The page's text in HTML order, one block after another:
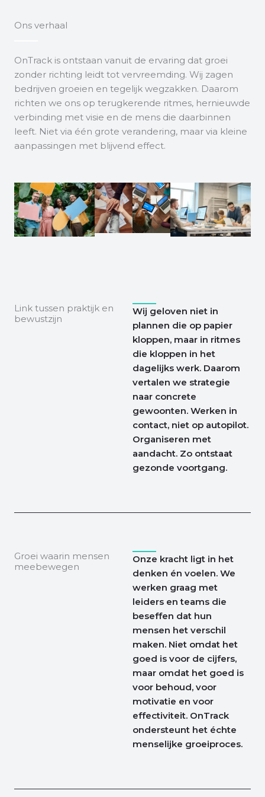
Ons verhaal
OnTrack is ontstaan vanuit de ervaring dat groei
zonder richting leidt tot vervreemding. Wij zagen
bedrijven groeien en tegelijk wegzakken. Daarom
richten we ons op terugkerende ritmes, hernieuwde
verbinding met visie en de mens die daarbinnen
leeft. Niet via één grote verandering, maar via kleine
aanpassingen met blijvend effect.
Link tussen praktijk en
bewustzijn
Wij geloven niet in
plannen die op papier
kloppen, maar in ritmes
die kloppen in het
dagelijks werk. Daarom
vertalen we strategie
naar concrete
gewoonten. Werken in
contact, niet op autopilot.
Organiseren met
aandacht. Zo ontstaat
gezonde voortgang.
Groei waarin mensen
meebewegen
Onze kracht ligt in het
denken én voelen. We
werken graag met
leiders en teams die
beseffen dat hun
mensen het verschil
maken. Niet omdat het
goed is voor de cijfers,
maar omdat het goed is
voor behoud, voor
motivatie en voor
effectiviteit. OnTrack
ondersteunt het échte
menselijke groeiproces.